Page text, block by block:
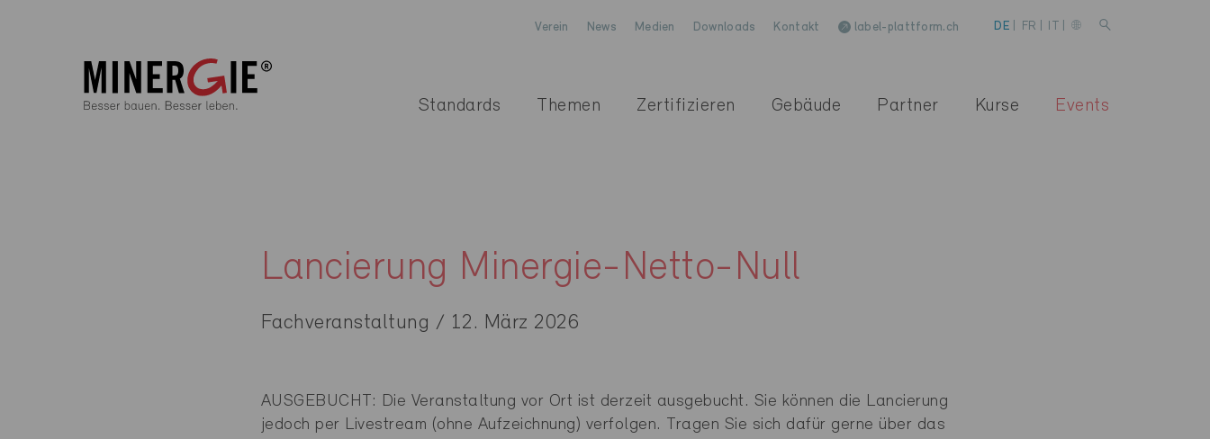
Verein News Medien Downloads Kontakt label-plattform.ch DE FR
Standards Themen Zertifizieren Gebäude Partner Kurse Events
Lancierung Minergie-Netto-Null
Fachveranstaltung / 12. März 2026
AUSGEBUCHT: Die Veranstaltung vor Ort ist derzeit ausgebucht. Sie können die Lancierung
jedoch per Livestream (ohne Aufzeichnung) verfolgen. Tragen Sie sich dafür gerne über das